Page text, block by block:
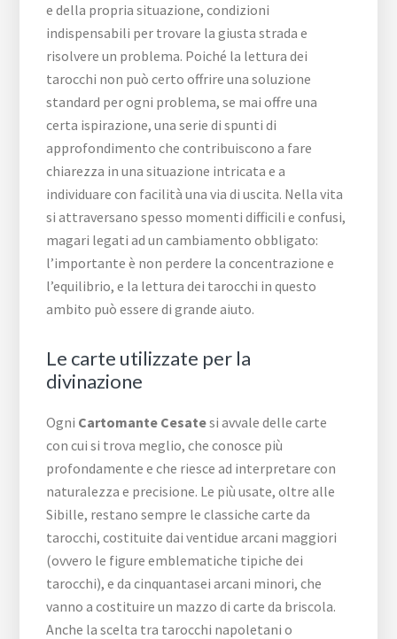
e della propria situazione, condizioni
indispensabili per trovare la giusta strada e
risolvere un problema. Poiché la lettura dei
tarocchi non può certo offrire una soluzione
standard per ogni problema, se mai offre una
certa ispirazione, una serie di spunti di
approfondimento che contribuiscono a fare
chiarezza in una situazione intricata e a
individuare con facilità una via di uscita. Nella vita
si attraversano spesso momenti difficili e confusi,
magari legati ad un cambiamento obbligato:
l’importante è non perdere la concentrazione e
l’equilibrio, e la lettura dei tarocchi in questo
ambito può essere di grande aiuto.
Le carte utilizzate per la
divinazione
Ogni Cartomante Cesatesi avvale delle carte
con cui si trova meglio, che conosce più
profondamente e che riesce ad interpretare con
naturalezza e precisione. Le più usate, oltre alle
Sibille, restano sempre le classiche carte da
tarocchi, costituite dai ventidue arcani maggiori
(ovvero le figure emblematiche tipiche dei
tarocchi), e da cinquantasei arcani minori, che
vanno a costituire un mazzo di carte da briscola.
Anche la scelta tra tarocchi napoletani o